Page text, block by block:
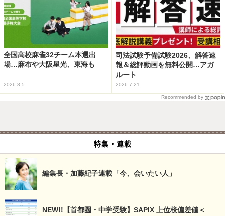
全国高校麻雀32チーム本選出
場…麻布や大阪星光、東海も
2026.8.5
司法試験予備試験2026、解答速
報＆総評動画を無料公開…アガ
ルート
2026.7.21
Recommended by
特集・連載
編集長・加藤紀子連載「今、会いたい人」
NEW!!【首都圏・中学受験】SAPIX 上位校偏差値＜